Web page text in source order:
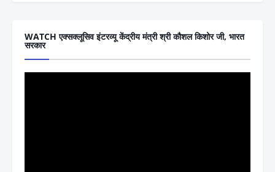
WATCH एक्सक्लूसिव इंटरव्यू केंद्रीय मंत्री श्री कौशल किशोर जी, भारत
सरकार